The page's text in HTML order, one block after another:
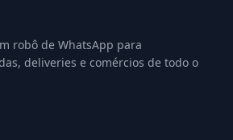
robô de WhatsApp para
deliveries e comércios de todo o